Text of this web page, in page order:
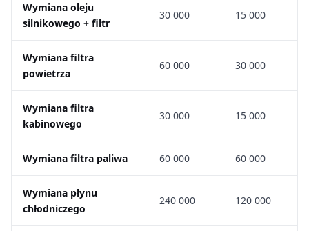
Wymiana oleju
silnikowego + filtr
30 000 15 000
Wymiana filtra
powietrza
60 000 30 000
Wymiana filtra
kabinowego
30 000 15 000
Wymiana filtra paliwa 60 000 60 000
Wymiana płynu
chłodniczego
240 000 120 000